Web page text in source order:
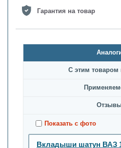
Гарантия на товар
С этим товаром
Показать с фото
Вкладыши шатун ВАЗ